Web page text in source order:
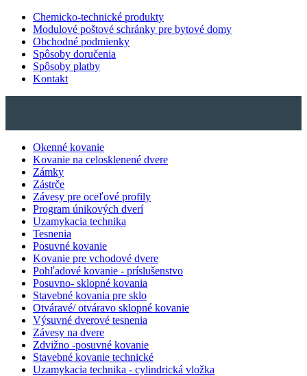
Chemicko-technické produkty
Modulové poštové schránky pre bytové domy
Obchodné podmienky
Spôsoby doručenia
Spôsoby platby
Kontakt
Okenné kovanie
Kovanie na celosklenené dvere
Zámky
Zástrče
Závesy pre oceľové profily
Program únikových dverí
Uzamykacia technika
Tesnenia
Posuvné kovanie
Kovanie pre vchodové dvere
Pohľadové kovanie - príslušenstvo
Posuvno- sklopné kovania
Stavebné kovania pre sklo
Otváravé/ otváravo sklopné kovanie
Výsuvné dverové tesnenia
Závesy na dvere
Zdvižno -posuvné kovanie
Stavebné kovanie technické
Uzamykacia technika - cylindrická vložka